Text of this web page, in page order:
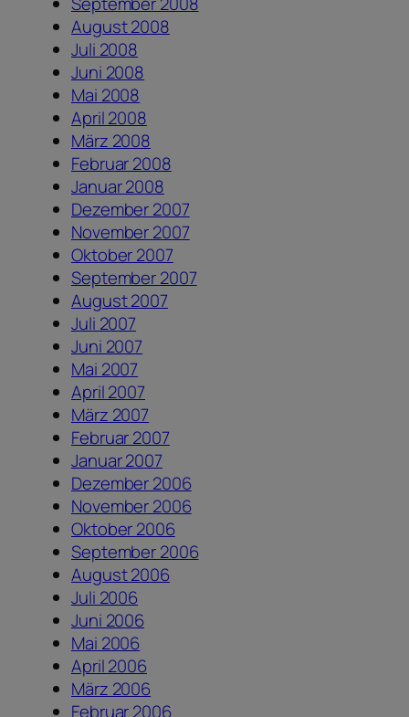
August 2008
Juli 2008
Juni 2008
Mai 2008
April 2008
März 2008
Februar 2008
Januar 2008
Dezember 2007
November 2007
Oktober 2007
September 2007
August 2007
Juli 2007
Juni 2007
Mai 2007
April 2007
März 2007
Februar 2007
Januar 2007
Dezember 2006
November 2006
Oktober 2006
September 2006
August 2006
Juli 2006
Juni 2006
Mai 2006
April 2006
März 2006
Februar 2006